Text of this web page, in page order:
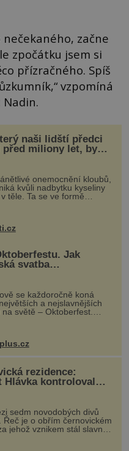
nečekaného, začne
zpočátku jsem si
přízračného. Spíš
vzpomíná
naši lidští předci
miliony let, by
s léčbou
králů“
onemocnění kloubů,
kvůli nadbytku kyseliny
těle. Ta se ve formě
způsobuje bole...
Jak
svatba
největší pivní
světa
se každoročně koná
a nejslavnějších
světě – Oktoberfest.
kteří si vychutnávají
rezidence:
Hlávka kontroloval
sedm novodobých divů
Řeč je o obřím černovickém
jehož vznikem stál slavný
Josef Hlávka. Ten si
mimořádně záležet. Jeho